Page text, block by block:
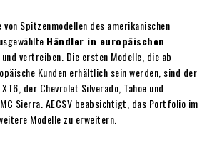
von Spitzenmodellen des amerikanischen
Händler in europäischen
vertreiben. Die ersten Modelle, die ab
Kunden erhältlich sein werden, sind der
der Chevrolet Silverado, Tahoe und
Sierra. AECSV beabsichtigt, das Portfolio im
Modelle zu erweitern.